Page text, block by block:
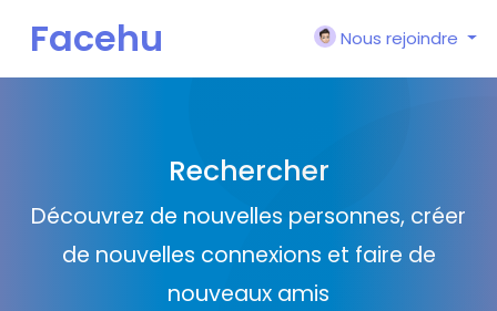
Facehu
Nous rejoindre
Rechercher
Découvrez de nouvelles personnes, créer
de nouvelles connexions et faire de
nouveaux amis